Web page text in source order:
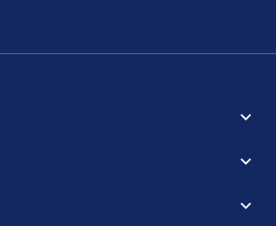


keyboard_arrow_down